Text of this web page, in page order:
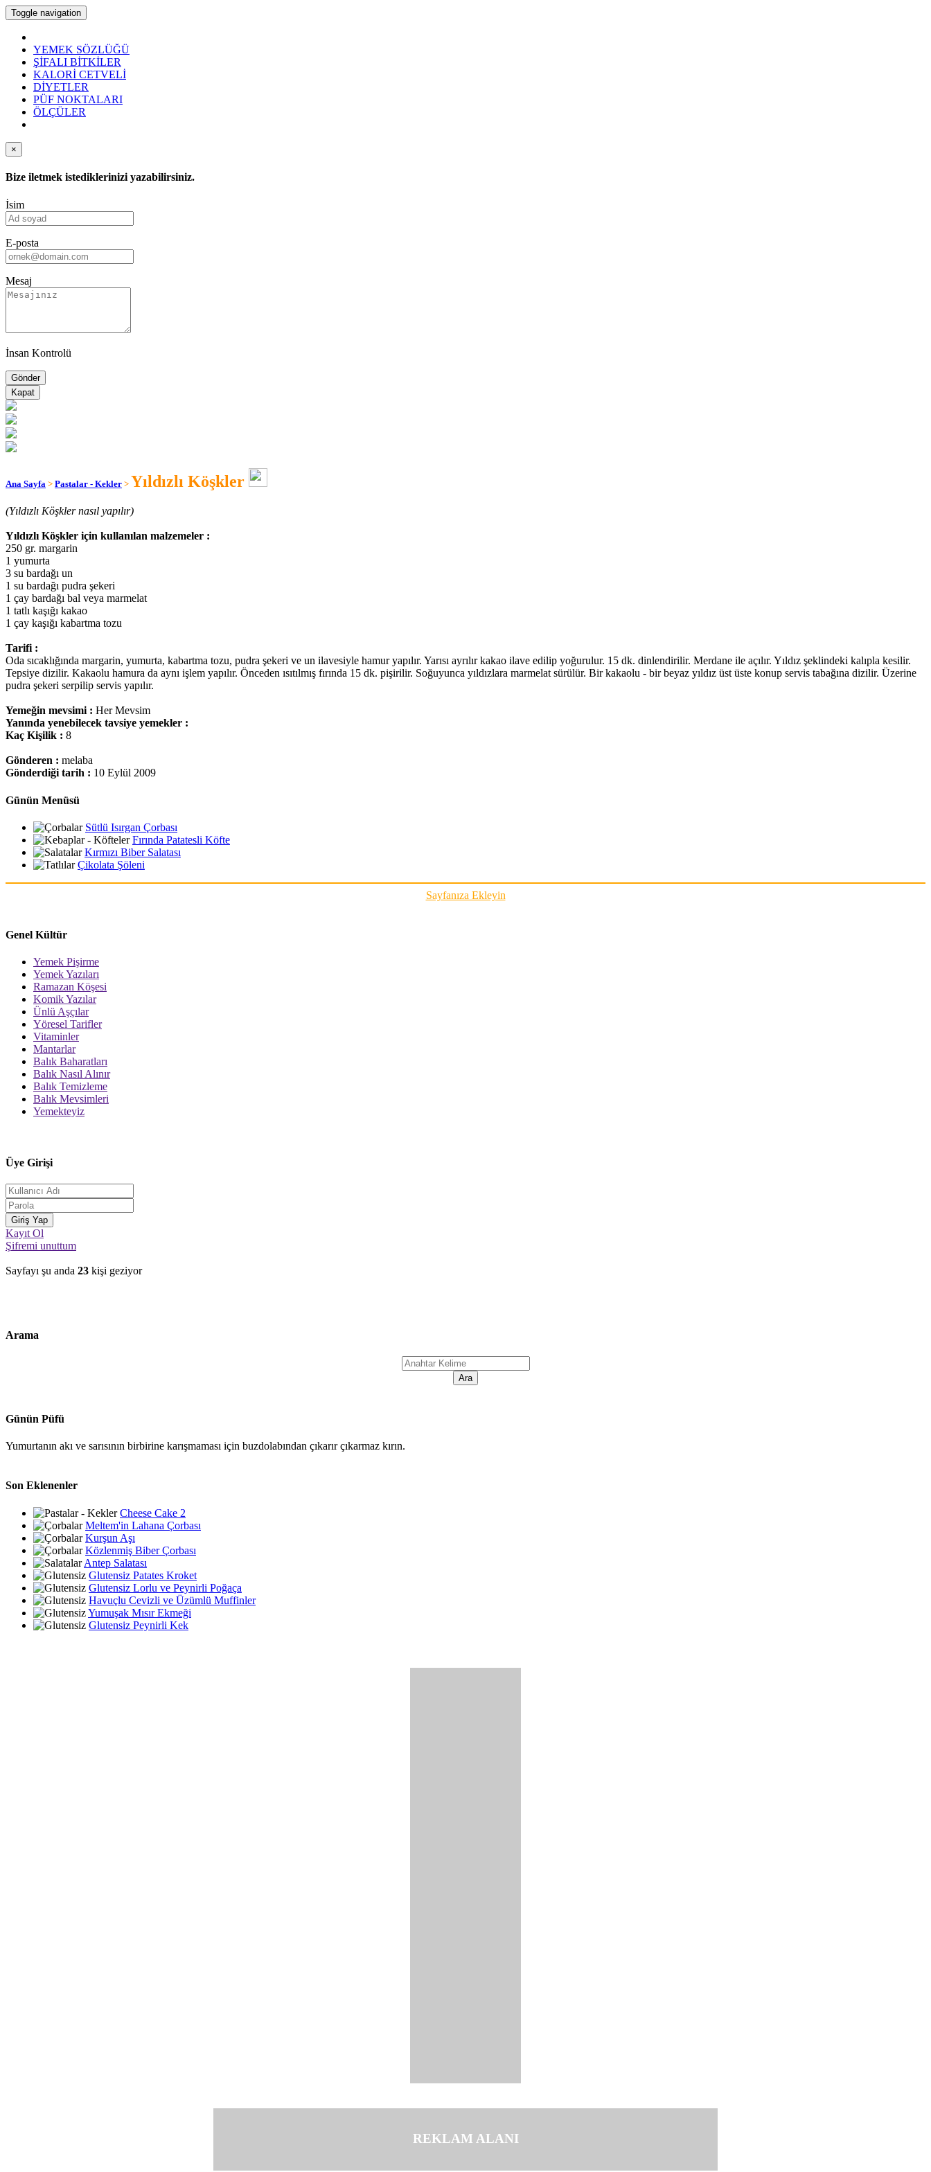
Toggle navigation
YEMEK SÖZLÜĞÜ
ŞİFALI BİTKİLER
KALORİ CETVELİ
DİYETLER
PÜF NOKTALARI
ÖLÇÜLER
×
Bize iletmek istediklerinizi yazabilirsiniz.
İsim
E-posta
Mesaj
İnsan Kontrolü
Kapat
Ana Sayfa > Pastalar - Kekler > Yıldızlı Köşkler
(Yıldızlı Köşkler nasıl yapılır)
Yıldızlı Köşkler için kullanılan malzemeler :
250 gr. margarin
1 yumurta
3 su bardağı un
1 su bardağı pudra şekeri
1 çay bardağı bal veya marmelat
1 tatlı kaşığı kakao
1 çay kaşığı kabartma tozu
Tarifi :
Oda sıcaklığında margarin, yumurta, kabartma tozu, pudra şekeri ve un ilavesiyle hamur yapılır. Yarısı ayrılır kakao ilave edilip yoğurulur. 15 dk. dinlendirilir. Merdane ile açılır. Yıldız şeklindeki kalıpla kesilir.
Tepsiye dizilir. Kakaolu hamura da aynı işlem yapılır. Önceden ısıtılmış fırında 15 dk. pişirilir. Soğuyunca yıldızlara marmelat sürülür. Bir kakaolu - bir beyaz yıldız üst üste konup servis tabağına dizilir. Üzerine
pudra şekeri serpilip servis yapılır.
Yemeğin mevsimi : Her Mevsim
Yanında yenebilecek tavsiye yemekler :
Kaç Kişilik : 8
Gönderen : melaba
Gönderdiği tarih : 10 Eylül 2009
Günün Menüsü
Sütlü Isırgan Çorbası
Fırında Patatesli Köfte
Kırmızı Biber Salatası
Çikolata Şöleni
Sayfanıza Ekleyin
Genel Kültür
Yemek Pişirme
Yemek Yazıları
Ramazan Köşesi
Komik Yazılar
Ünlü Aşçılar
Yöresel Tarifler
Vitaminler
Mantarlar
Balık Baharatları
Balık Nasıl Alınır
Balık Temizleme
Balık Mevsimleri
Yemekteyiz
Üye Girişi
Kayıt Ol
Şifremi unuttum
Sayfayı şu anda 23 kişi geziyor
Arama
Günün Püfü
Yumurtanın akı ve sarısının birbirine karışmaması için buzdolabından çıkarır çıkarmaz kırın.
Son Eklenenler
Cheese Cake 2
Meltem'in Lahana Çorbası
Kurşun Aşı
Közlenmiş Biber Çorbası
Antep Salatası
Glutensiz Patates Kroket
Glutensiz Lorlu ve Peynirli Poğaça
Havuçlu Cevizli ve Üzümlü Muffinler
Yumuşak Mısır Ekmeği
Glutensiz Peynirli Kek
REKLAM ALANI